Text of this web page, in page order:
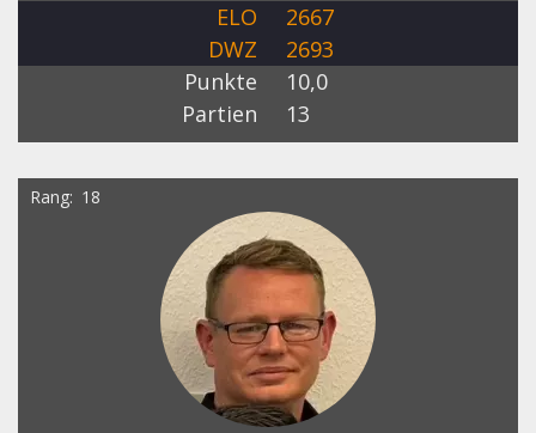
ELO
2667
DWZ
2693
Punkte
10,0
Partien
13
Rang 18